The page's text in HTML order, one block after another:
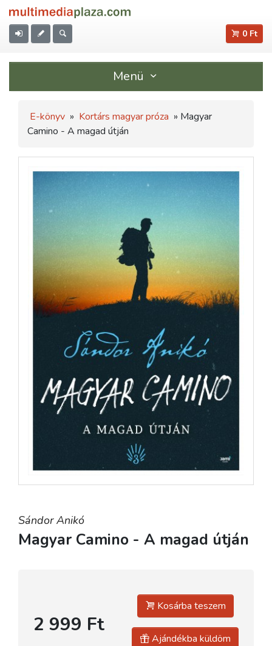
0 Ft
Menü
E-könyv » Kortárs magyar próza » Magyar
Camino - A magad útján
Sándor Anikó
Magyar Camino - A magad útján
2 999 Ft
Kosárba teszem
Ajándékba küldöm